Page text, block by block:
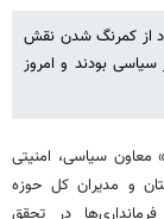
از کمرنگ شدن نقش
سیاسی بودند و امروز
معاون سیاسی، امنیتی
و مدیران کل حوزه